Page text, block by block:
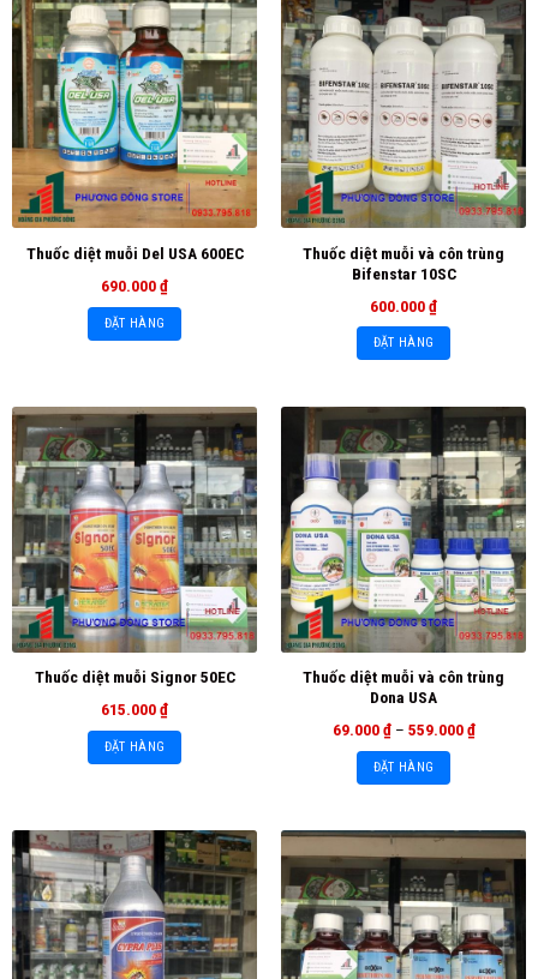
Thuốc diệt muỗi Del USA 600EC
690.000₫
ĐẶT HÀNG
Thuốc diệt muỗi và côn trùng
Bifenstar 10SC
600.000₫
ĐẶT HÀNG
Thuốc diệt muỗi Signor 50EC
615.000₫
ĐẶT HÀNG
Thuốc diệt muỗi và côn trùng
Dona USA
69.000₫ – 559.000₫
ĐẶT HÀNG